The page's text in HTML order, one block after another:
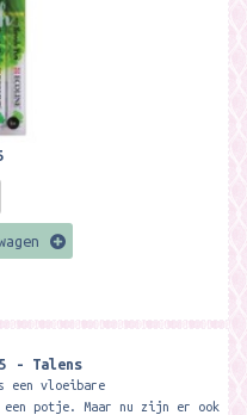
- Talens
een vloeibare
potje. Maar nu zijn er ook